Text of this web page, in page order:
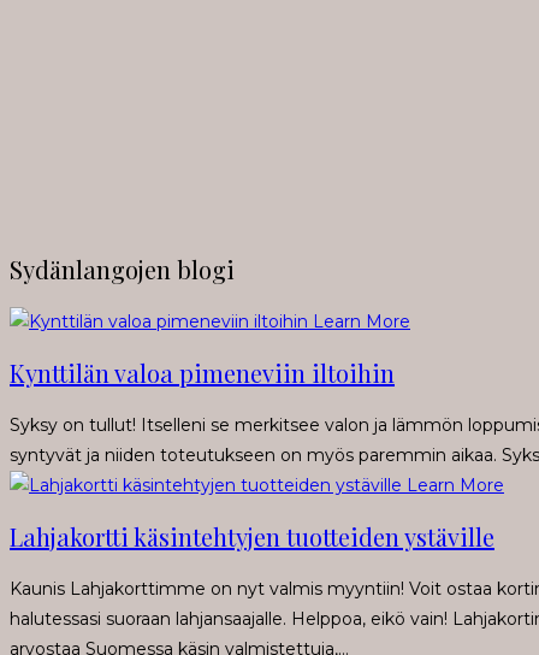
Sydänlangojen blogi
Learn More
Kynttilän valoa pimeneviin iltoihin
Syksy on tullut! Itselleni se merkitsee valon ja lämmön
syntyvät ja niiden toteutukseen on myös paremmin aikaa.
Learn More
Lahjakortti käsintehtyjen tuotteiden ystäville
Kaunis Lahjakorttimme on nyt valmis myyntiin! Voit ostaa
halutessasi suoraan lahjansaajalle. Helppoa, eikö vain!
arvostaa Suomessa käsin valmistettuja,…